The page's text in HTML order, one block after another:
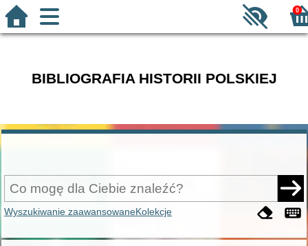
0
BIBLIOGRAFIA HISTORII POLSKIEJ
Wyszukiwanie zaawansowaneKolekcje